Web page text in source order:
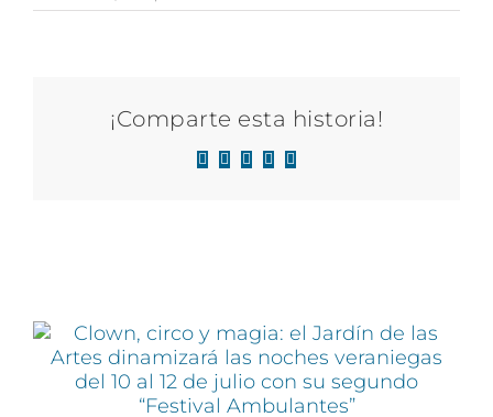
¡Comparte esta historia!
Facebook
X LinkedIn
WhatsApp
Correo